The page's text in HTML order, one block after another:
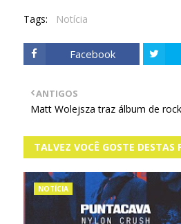
Tags: Notícia
Facebook
ANTIGOS
Matt Wolejsza traz álbum de
TALVEZ VOCÊ GOSTE DESTAS
NOTÍCIA